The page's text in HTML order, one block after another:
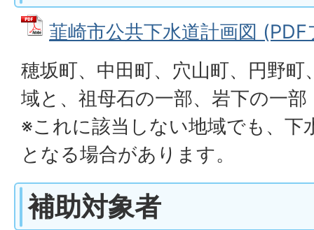
韮崎市公共下水道計画図
穂坂町、中田町、穴山町、円野町
域と、祖母石の一部、岩下の一部
※これに該当しない地域でも、下
となる場合があります。
補助対象者